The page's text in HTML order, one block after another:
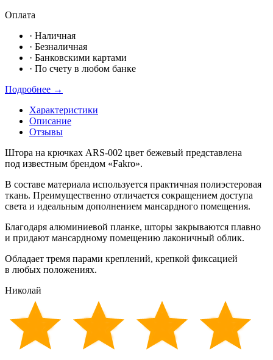
Оплата
· Наличная
· Безналичная
· Банковскими картами
· По счету в любом банке
Подробнее →
Характеристики
Описание
Отзывы
Штора на крючках ARS-002 цвет бежевый представлена
под известным брендом «Fakro».
В составе материала используется практичная полиэстеровая
ткань. Преимущественно отличается сокращением доступа
света и идеальным дополнением мансардного помещения.
Благодаря алюминиевой планке, шторы закрываются плавно
и придают мансардному помещению лаконичный облик.
Обладает тремя парами креплений, крепкой фиксацией
в любых положениях.
Николай